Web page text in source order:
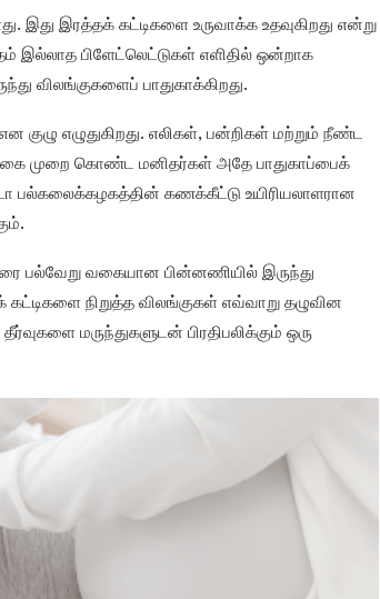
இது இரத்தக் கட்டிகளை உருவாக்க உதவுகிறது என்று
இல்லாத பிளேட்லெட்டுகள் எளிதில் ஒன்றாக
விலங்குகளைப் பாதுகாக்கிறது.
குழு எழுதுகிறது. எலிகள், பன்றிகள் மற்றும் நீண்ட
முறை கொண்ட மனிதர்கள் அதே பாதுகாப்பைக்
பல்கலைக்கழகத்தின் கணக்கீட்டு உயிரியலாளரான
பல்வேறு வகையான பின்னணியில் இருந்து
நிறுத்த விலங்குகள் எவ்வாறு தழுவின
மருந்துகளுடன் பிரதிபலிக்கும் ஒரு